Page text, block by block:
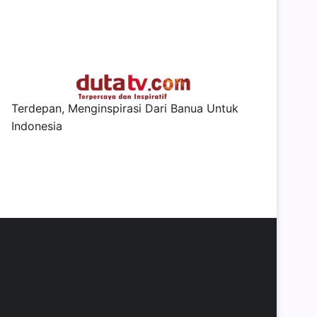
Terdepan, Menginspirasi Dari Banua Untuk
Indonesia